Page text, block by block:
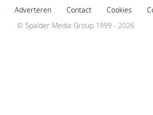
Adverteren Contact Cookies
© Spalder Media Group 1999 - 2026